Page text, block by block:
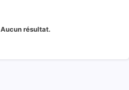
Aucun résultat.